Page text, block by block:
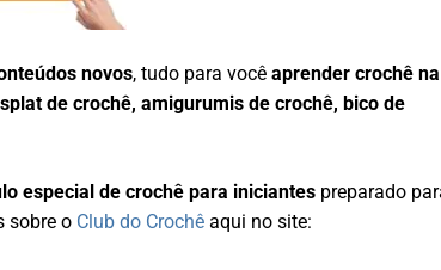
novos, tudo para vocêaprender crochê na
de crochê, amigurumis de crochê, bico de
especial de crochê para iniciantes preparado
sobre o Club do Crochê aqui no site: